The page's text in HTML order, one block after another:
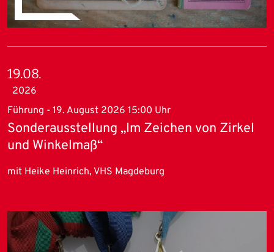
19.08.
2026
Führung - 19. August 2026 15:00 Uhr
Sonderausstellung „Im Zeichen von Zirkel
und Winkelmaß“
mit Heike Heinrich, VHS Magdeburg